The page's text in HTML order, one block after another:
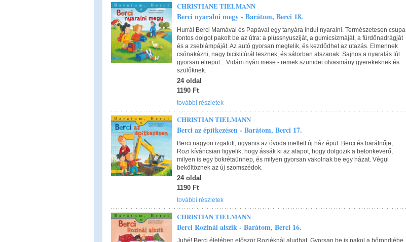
CHRISTIANE TIELMANN
Berci nyaralni megy - Barátom, Berci 18.
Hurrá! Berci Mamával és Papával egy tanyára indul nyaralni. Természetesen csupa
fontos dolgot pakolt be az útra: a plüssnyusziját, a gumicsizmáját, a fürdőnadrágját
és a zseblámpáját. Az autó gyorsan megtelik, és kezdődhet az utazás. Elmennek
csónakázni, nagy biciklitúrát tesznek, és sátorban alszanak. Sajnos a nyaralás túl
gyorsan elrepül... Vidám nyári mese - remek szünidei olvasmány gyerekeknek és
szülőknek.
24 oldal
1190 Ft
további részletek
CHRISTIAN TIELMANN
Berci az építkezésen - Barátom, Berci 17.
Berci nagyon izgatott, ugyanis az óvoda mellett új ház épül. Berci és barátnője,
Rozi kíváncsian figyelik, hogy ássák ki az alapot, hogy dolgozik a betonkeverő,
milyen is egy bokrétaünnep, és milyen gyorsan vakolnak be egy házat. Végül
beköltöznek az új szomszédok.
24 oldal
1190 Ft
további részletek
CHRISTIAN TIELMANN
Berci Rozinál alszik - Barátom, Berci 16.
Juhé! Berci életében először Roziéknál aludhat. Gyorsan be is pakol a bőröndjébe.